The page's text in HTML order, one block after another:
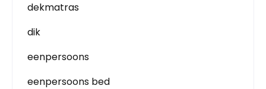
dekmatras
dik
eenpersoons
eenpersoons bed